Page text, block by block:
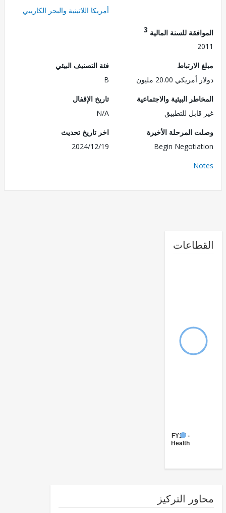
أمريكا اللاتينية والبحر الكاريبي
للسنة المالية3
20.00 مليون
فئة التصنيف البيئي
البيئية والاجتماعية
للتطبيق
تاريخ الإقفال
المرحلة الأخيرة
Begin
اخر تاريخ تحديث
2024/12/19
التركيز